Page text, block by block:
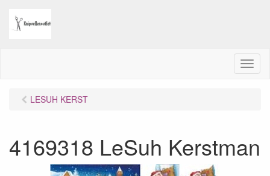
M
e
LESUH KERST
4169318 LeSuh Kerstman